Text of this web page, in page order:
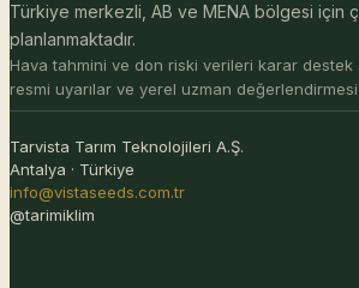
Türkiye merkezli, AB ve MENA bölgesi için
planlanmaktadır.
Hava tahmini ve don riski verileri karar destek
resmi uyarılar ve yerel uzman
Tarvista Tarım Teknolojileri A.Ş.
Antalya · Türkiye
info@vistaseeds.com.tr
@tarimiklim